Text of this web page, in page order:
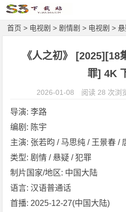
首页 > 电视剧 > 剧情剧 > 电视剧 >悬
《人之初》
罪] 4K
2026-01-08 阅读 28 次浏
导演: 李路
编剧: 陈宇
主演: 张若昀 / 马思纯 / 王景春 /
类型: 剧情 / 悬疑 / 犯罪
制片国家/地区: 中国大陆
语言: 汉语普通话
首播: 2025-12-27(中国大陆)